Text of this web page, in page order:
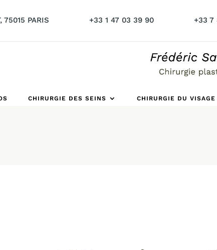
75015 PARIS +33 1 47 03 39 90 +33 7
CHIRURGIE DES SEINS CHIRURGIE DU VISAGE